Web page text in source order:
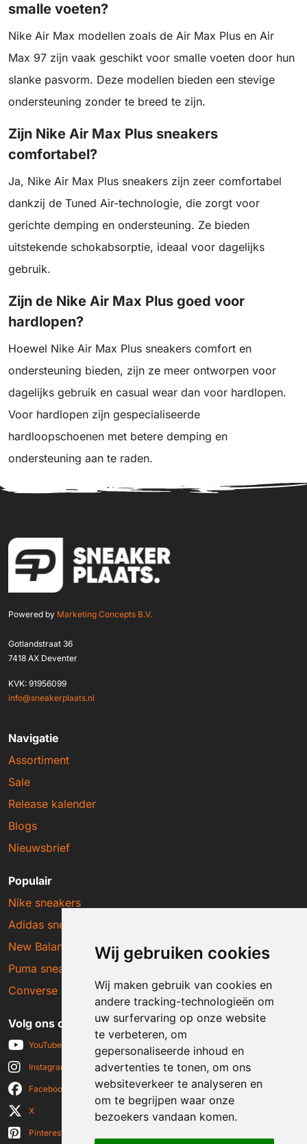
Wij gebruiken cookies
Wij maken gebruik van cookies en
andere tracking-technologieën om
uw surfervaring op onze website
te verbeteren, om
gepersonaliseerde inhoud en
advertenties te tonen, om ons
websiteverkeer te analyseren en
om te begrijpen waar onze
bezoekers vandaan komen.
smalle voeten?
Nike Air Max modellen zoals de Air Max Plus en Air
Max 97 zijn vaak geschikt voor smalle voeten door hun
slanke pasvorm. Deze modellen bieden een stevige
ondersteuning zonder te breed te zijn.
Zijn Nike Air Max Plus sneakers
comfortabel?
Ja, Nike Air Max Plus sneakers zijn zeer comfortabel
dankzij de Tuned Air-technologie, die zorgt voor
gerichte demping en ondersteuning. Ze bieden
uitstekende schokabsorptie, ideaal voor dagelijks
gebruik.
Zijn de Nike Air Max Plus goed voor
hardlopen?
Hoewel Nike Air Max Plus sneakers comfort en
ondersteuning bieden, zijn ze meer ontworpen voor
dagelijks gebruik en casual wear dan voor hardlopen.
Voor hardlopen zijn gespecialiseerde
hardloopschoenen met betere demping en
ondersteuning aan te raden.
Powered by Marketing Concepts B.V.
Gotlandstraat 36
7418 AX Deventer
KVK: 91956099
info@sneakerplaats.nl
Navigatie
Assortiment
Sale
Release kalender
Blogs
Nieuwsbrief
Populair
Nike sneakers
Adidas sneakers
New Balance sneakers
Puma sneakers
Converse sneakers
Volg ons op social media
YouTube
Instagram
Facebook
X
Pinterest